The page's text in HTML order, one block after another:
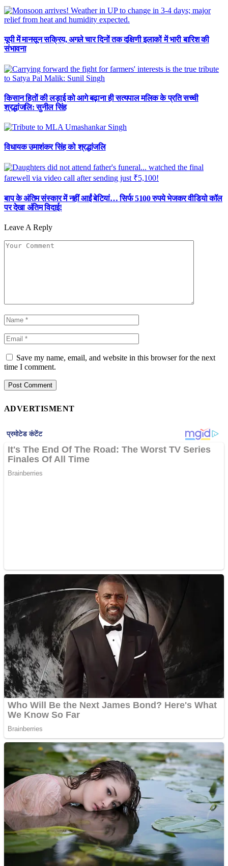
यूपी में मानसून सक्रिय, अगले चार दिनों तक दक्षिणी इलाकों में भारी बारिश की
संभावना
किसान हितों की लड़ाई को आगे बढ़ाना ही सत्यपाल मलिक के प्रति सच्ची
श्रद्धांजलि: सुनील सिंह
विधायक उमाशंकर सिंह को श्रद्धांजलि
बाप के अंतिम संस्कार में नहीं आईं बेटियां… सिर्फ 5100 रुपये भेजकर वीडियो कॉल
पर देखा अंतिम विदाई!
Leave A Reply
Save my name, email, and website in this browser for the next
time I comment.
ADVERTISMENT